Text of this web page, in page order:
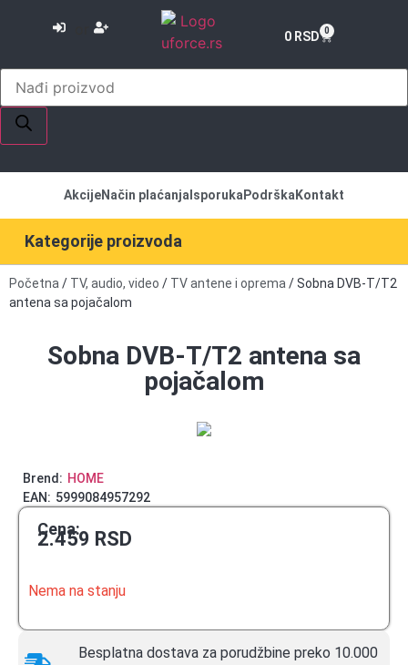
0 RSD 0
Kategorije proizvoda
AkcijeNačin plaćanja Isporuka Podrška Kontakt
Početna / TV, audio, video / TV antene i oprema / Sobna DVB-T/T2
antena sa pojačalom
Sobna DVB-T/T2 antena sa
pojačalom
Brend: HOME
EAN: 5999084957292
Cena:
2.459 RSD
Nema na stanju
Besplatna dostava za porudžbine preko 10.000